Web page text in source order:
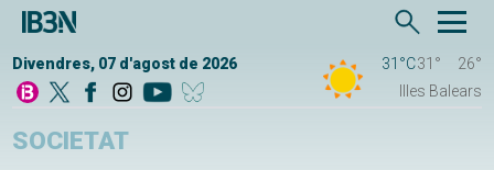
Divendres, 07 d'agost de 2026 31°C31°
26°
Illes Balears
SOCIETAT